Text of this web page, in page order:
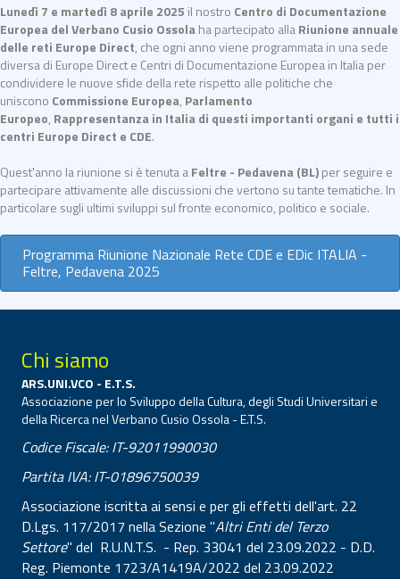
Lunedì 7 e martedì 8 aprile 2025 il nostro Centro di Documentazione
Europea del Verbano Cusio Ossolaha partecipato allaRiunione annuale
delle reti Europe Direct, che ogni anno viene programmata in una sede
diversa di Europe Direct e Centri di Documentazione Europea in Italia per
condividere le nuove sfide della rete rispetto alle politiche che
uniscono Commissione Europea, Parlamento
Europeo, Rappresentanza in Italia di questi importanti organi e tutti i
centri Europe Direct e CDE.
Quest'anno la riunione si è tenuta aFeltre - Pedavena (BL)per seguire e
partecipare attivamente alle discussioni che vertono su tante tematiche. In
particolare sugli ultimi sviluppi sul fronte economico, politico e sociale.
Programma Riunione Nazionale Rete CDE e EDic ITALIA -
Feltre, Pedavena 2025
Chi siamo
ARS.UNI.VCO - E.T.S.
Associazione per lo Sviluppo della Cultura, degli Studi Universitari e
della Ricerca nel Verbano Cusio Ossola - E.T.S.
Codice Fiscale: IT-92011990030
Partita IVA: IT-01896750039
Associazione iscritta ai sensi e per gli effetti dell'art. 22
D.Lgs. 117/2017 nella Sezione "Altri Enti del Terzo
Settore" del R.U.N.T.S. - Rep. 33041 del 23.09.2022 - D.D.
Reg. Piemonte 1723/A1419A/2022 del 23.09.2022